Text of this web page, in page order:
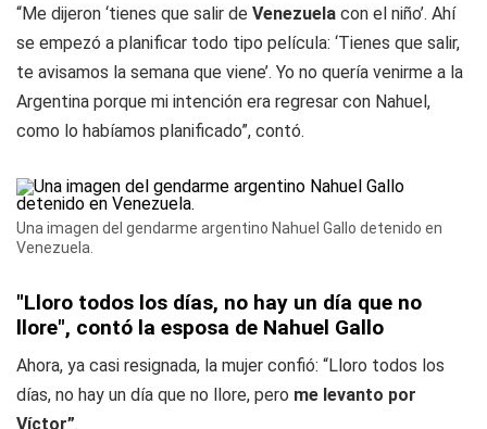
“Me dijeron ‘tienes que salir de Venezuela con el niño’. Ahí
se empezó a planificar todo tipo película: ‘Tienes que salir,
te avisamos la semana que viene’. Yo no quería venirme a la
Argentina porque mi intención era regresar con Nahuel,
como lo habíamos planificado”, contó.
Una imagen del gendarme argentino Nahuel Gallo detenido en
Venezuela.
"Lloro todos los días, no hay un día que no
llore", contó la esposa de Nahuel Gallo
Ahora, ya casi resignada, la mujer confió: “Lloro todos los
días, no hay un día que no llore, pero me levanto por
Víctor”.